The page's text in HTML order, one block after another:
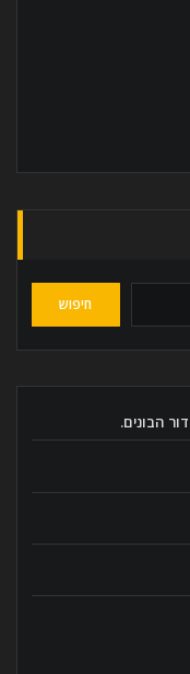
חיפוש
הבונים.